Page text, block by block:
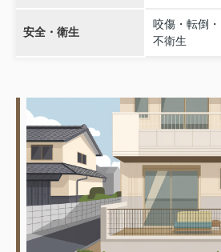
安全・衛生
咬傷・転倒・
不衛生